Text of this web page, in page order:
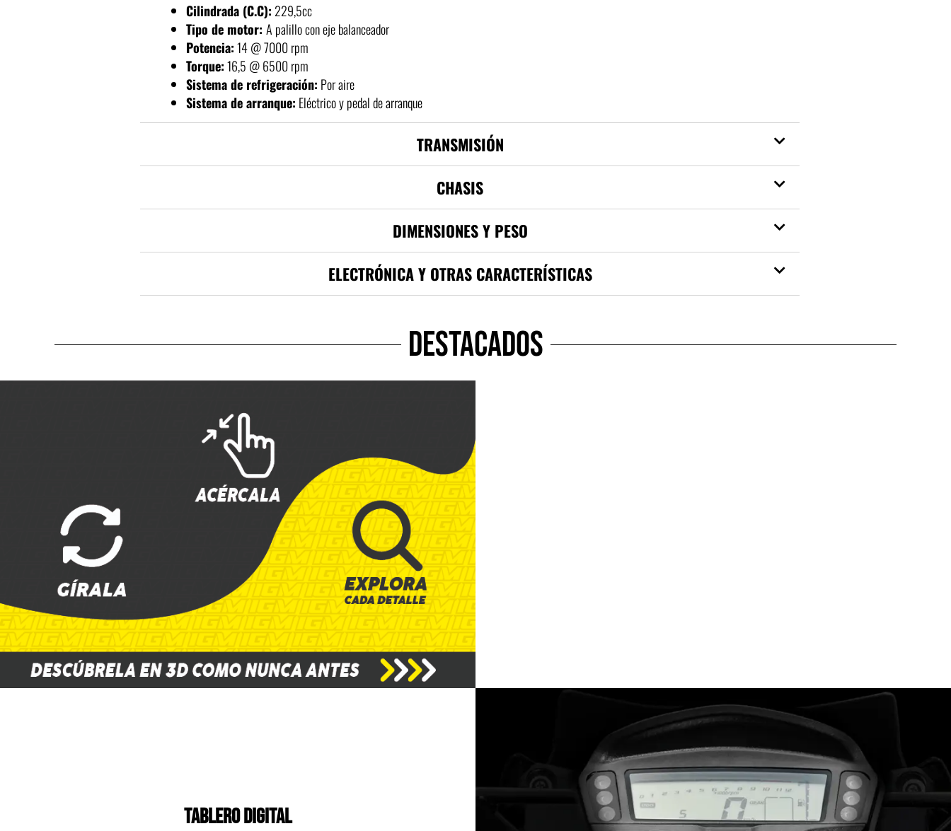
Cilindrada (C.C): 229,5cc
Tipo de motor:A palillo con eje balanceador
Potencia:14 @ 7000 rpm
Torque:16,5 @ 6500 rpm
Sistema de refrigeración: Por aire
Sistema de arranque: Eléctrico y pedal de arranque
TRANSMISIÓN
CHASIS
DIMENSIONES Y PESO
ELECTRÓNICA Y OTRAS CARACTERÍSTICAS
DESTACADOS
TABLERO DIGITAL